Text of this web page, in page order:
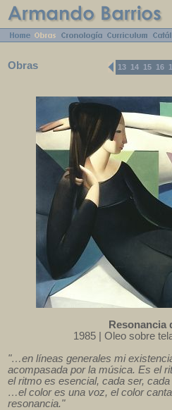
Obras 13 14 15 16
Resonancia
1985 | Oleo sobre
"…en líneas generales mi
acompasada por la música. Es el
el ritmo es esencial, cada ser,
…el color es una voz, el color
resonancia."